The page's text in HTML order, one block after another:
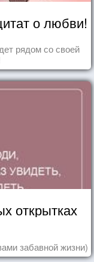
о любви!
рядом со своей
открытках
забавной жизни)